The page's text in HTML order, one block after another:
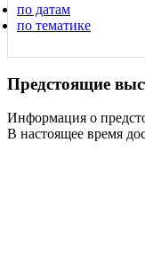
по датам
по тематике
Предстоящие
Информация о
В настоящее время